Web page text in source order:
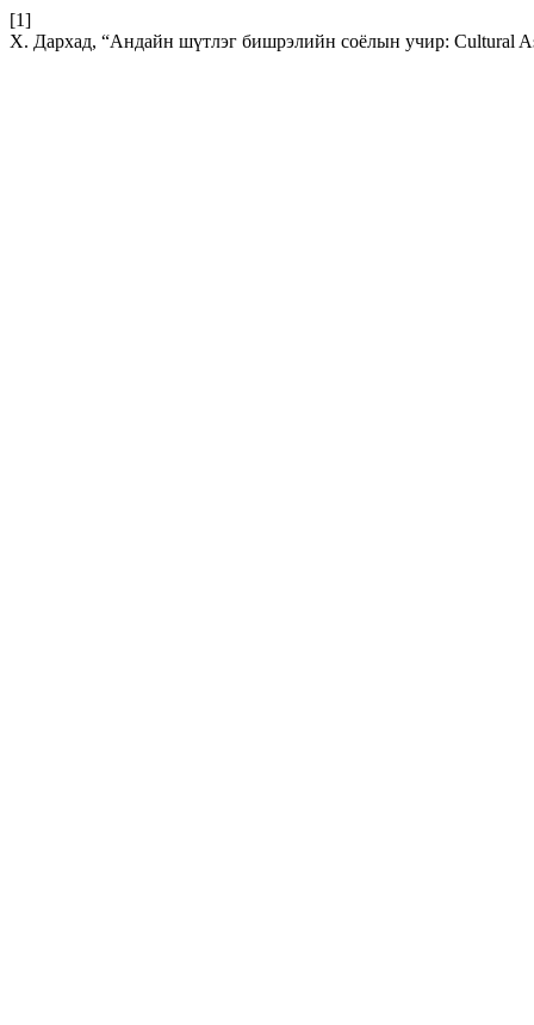
[1]
Х. Дархад, “Андайн шүтлэг бишрэлийн соёлын учир: Cultural